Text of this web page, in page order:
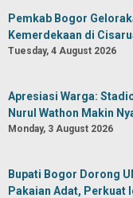
Pemkab Bogor
Kemerdekaan di
Tuesday, 4 August 2026
Apresiasi Warga:
Nurul Wathon Makin
Monday, 3 August 2026
Bupati Bogor Dorong
Pakaian Adat, Perkuat